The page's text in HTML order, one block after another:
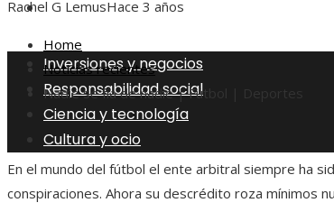
Cultura y ocio
Inversiones y negocios
Responsabilidad social
Ciencia y tecnología
Cultura y ocio
Rachel G LemusHace 3 años
Home
Noticias recientes
Nadie se fía de nadie | Fútbol | Deportes
En el mundo del fútbol el ente arbitral siempre ha
conspiraciones. Ahora su descrédito roza mínimos